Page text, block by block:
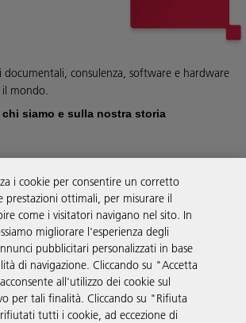
documentali, consulenza, software e hardware
mondo.
siamo e sulla nostra storia
i cookie per consentire un corretto
prestazioni ottimali, per misurare il
come i visitatori navigano nel sito. In
migliorare l'esperienza degli
pubblicitari personalizzati in base
di navigazione. Cliccando su "Accetta
all'utilizzo dei cookie sul
per tali finalità. Cliccando su "Rifiuta
tutti i cookie, ad eccezione di